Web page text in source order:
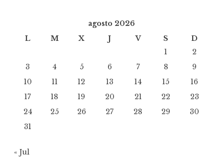
agosto 2026
L
M X J V S
D
1
2
3
4 5 6 7 8
9
10
11 12 13 14 15
16
17
18 19 20 21 22
23
24
25 26 27 28 29
30
31
« Jul